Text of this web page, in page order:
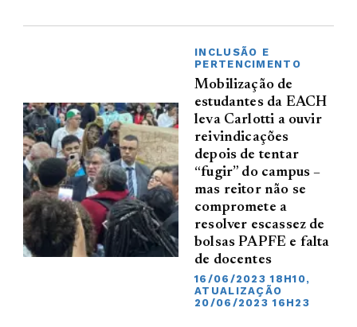
INCLUSÃO E
PERTENCIMENTO
Mobilização de
estudantes da EACH
leva Carlotti a ouvir
reivindicações
depois de tentar
“fugir” do campus –
mas reitor não se
compromete a
resolver escassez de
bolsas PAPFE e falta
de docentes
16/06/2023 18H10,
ATUALIZAÇÃO
20/06/2023 16H23